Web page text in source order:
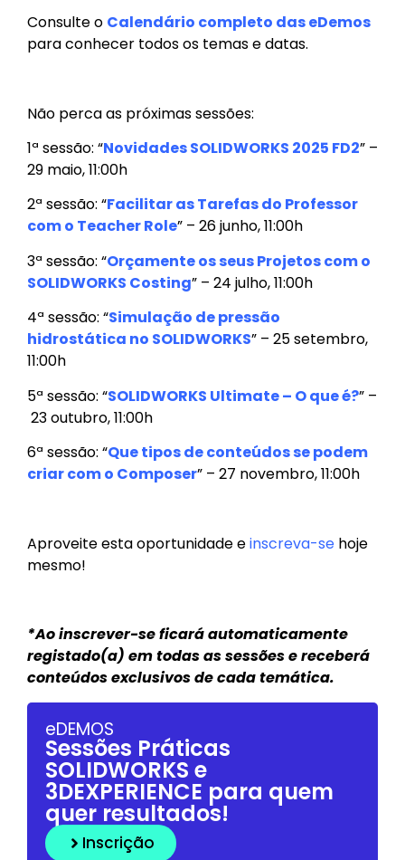
Consulte o Calendário completo das eDemos
para conhecer todos os temas e datas.
Não perca as próximas sessões:
1ª sessão: “Novidades SOLIDWORKS 2025 FD2” –
29 maio, 11:00h
2ª sessão: “Facilitar as Tarefas do Professor
com o Teacher Role” – 26 junho, 11:00h
3ª sessão: “Orçamente os seus Projetos com o
SOLIDWORKS Costing” – 24 julho, 11:00h
4ª sessão: “Simulação de pressão
hidrostática no SOLIDWORKS” – 25 setembro,
11:00h
5ª sessão: “SOLIDWORKS Ultimate – O que é?” –
23 outubro, 11:00h
6ª sessão: “Que tipos de conteúdos se podem
criar com o Composer” – 27 novembro, 11:00h
Aproveite esta oportunidade einscreva-se hoje
mesmo!
*Ao inscrever-se ficará automaticamente
registado(a) em todas as sessões e receberá
conteúdos exclusivos de cada temática.
eDEMOS
Sessões Práticas
SOLIDWORKS e
3DEXPERIENCE para quem
quer resultados!
Inscrição